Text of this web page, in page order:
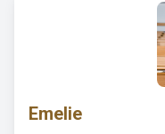
Emelie